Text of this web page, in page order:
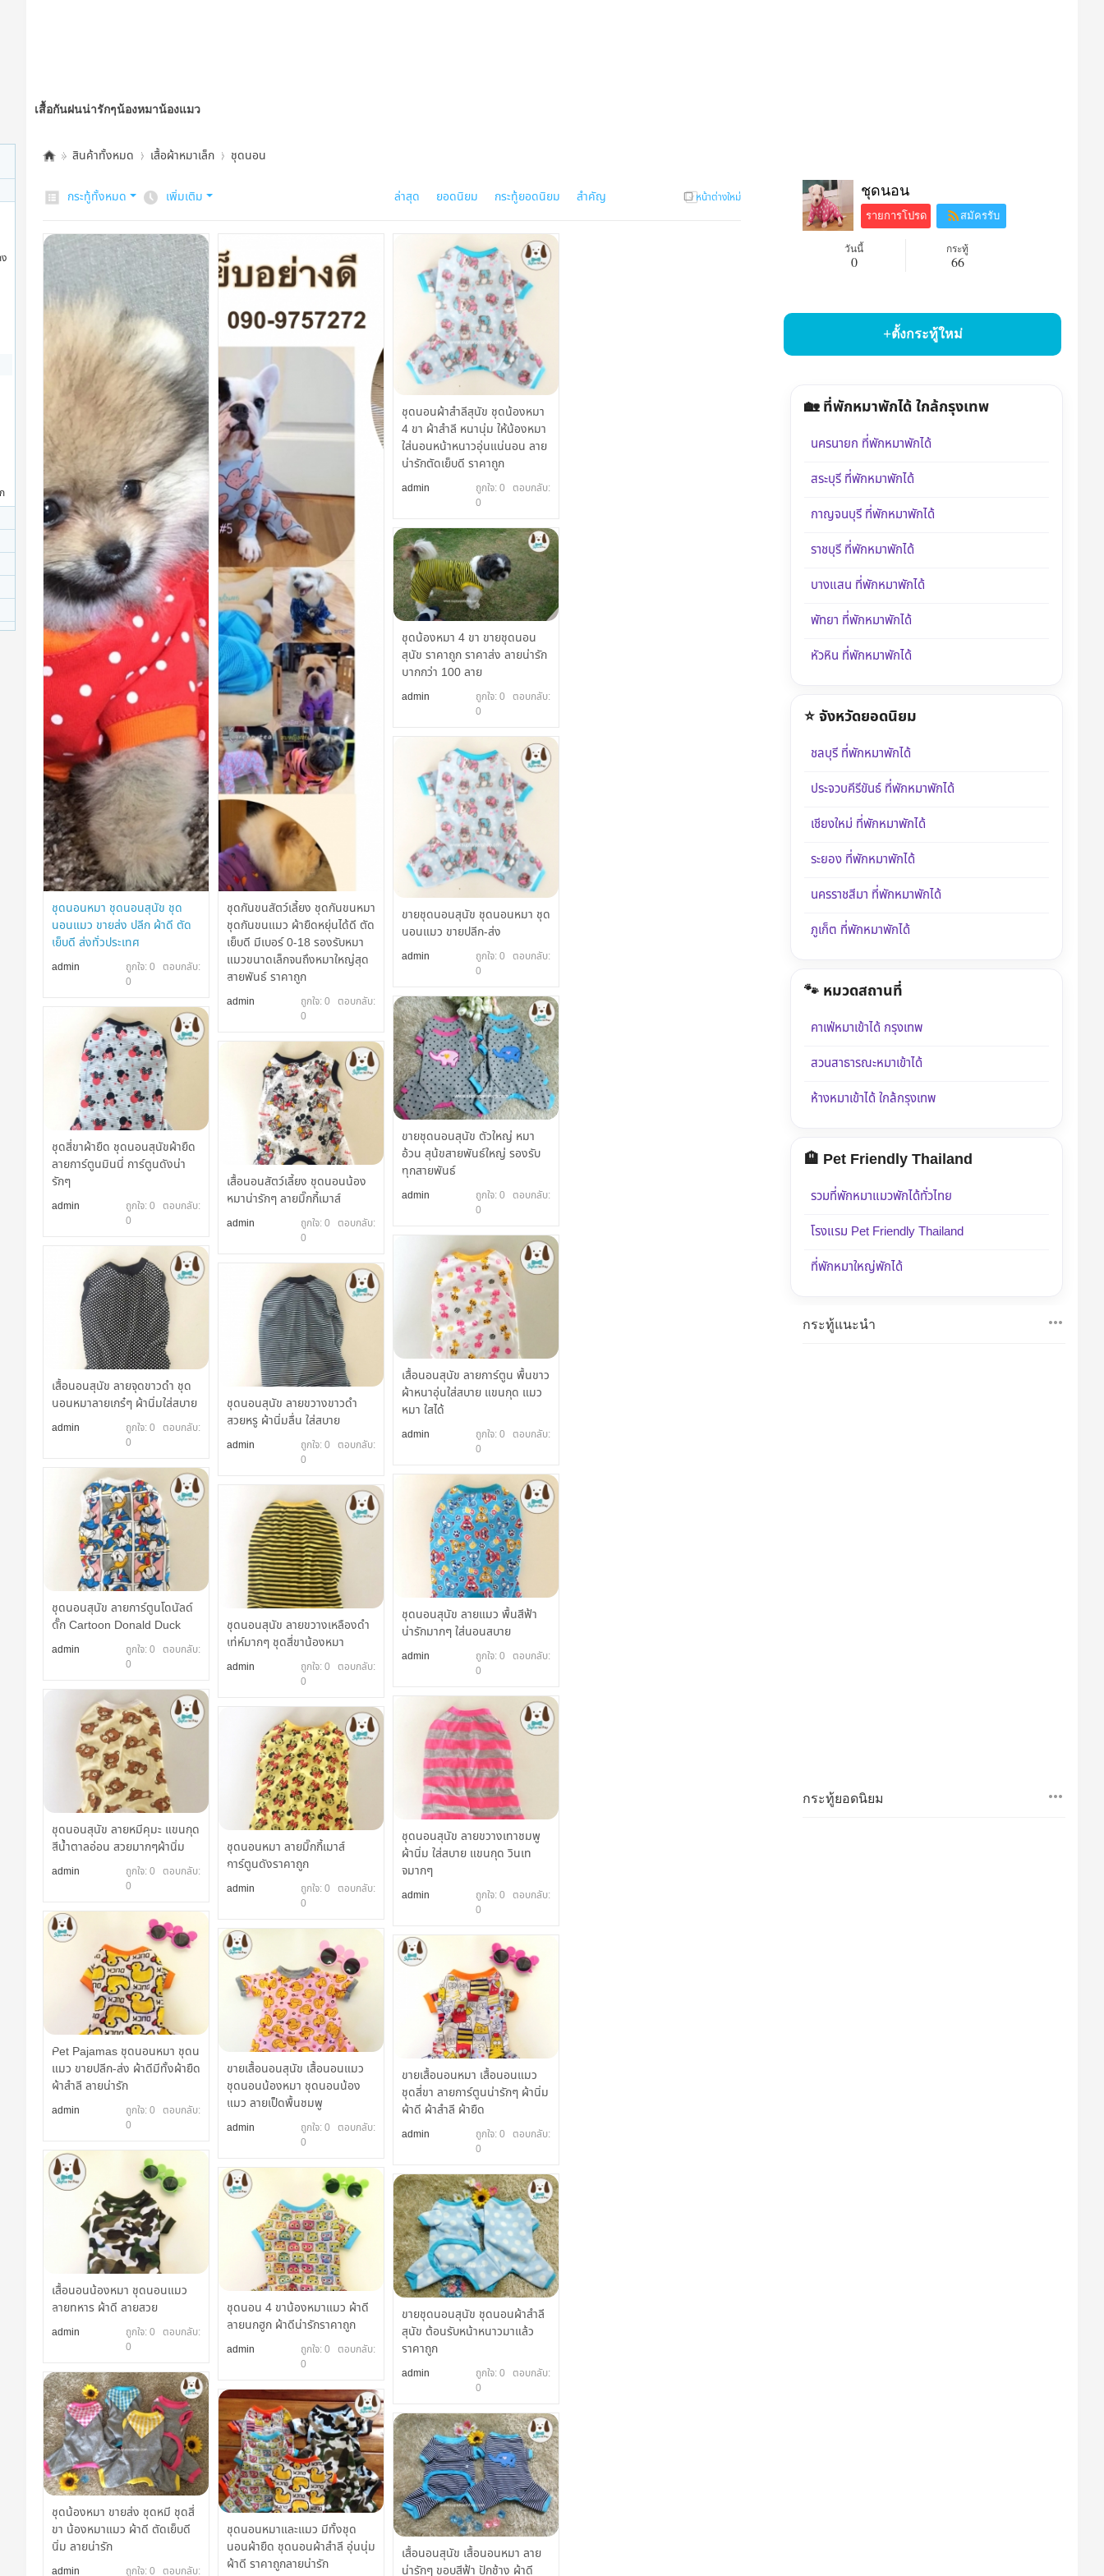
เสื้อกันฝนน่ารักๆน้องหมาน้องแมว
ห
เสื้
ห
ม
า
เสื้
อ
แ
ว
ชู
ชี
พ
ม
รถ
เข็
น
สุ
นั
ข
รา
ค
า
» สินค้าทั้งหมด › เสื้อผ้าหมาเล็ก › ชุดนอน
หน้าต่างใหม่
กระทู้ทั้งหมด เพิ่มเติม ล่าสุด ยอดนิยม กระทู้ยอดนิยม สำคัญ
ชุดนอนหมา ชุดนอนสุนัข ชุด
นอนแมว ขายส่ง ปลีก ผ้าดี ตัด
เย็บดี ส่งทั่วประเทศ
ถูกใจ: 0 ตอบกลับ:
0
admin
ชุดกันขนสัตว์เลี้ยง ชุดกันขนหมา
ชุดกันขนแมว ผ้ายืดหยุ่นได้ดี ตัด
เย็บดี มีเบอร์ 0-18 รองรับหมา
แมวขนาดเล็กจนถึงหมาใหญ่สุด
สายพันธ์ ราคาถูก
ถูกใจ: 0 ตอบกลับ:
0
admin
ชุดนอนผ้าสำลีสุนัข ชุดน้องหมา
4 ขา ผ้าสำลี หนานุ่ม ให้น้องหมา
ใส่นอนหน้าหนาวอุ่นแน่นอน ลาย
น่ารักตัดเย็บดี ราคาถูก
ถูกใจ: 0 ตอบกลับ:
0
admin
ชุดน้องหมา 4 ขา ขายชุดนอน
สุนัข ราคาถูก ราคาส่ง ลายน่ารัก
มากกว่า 100 ลาย
ถูกใจ: 0 ตอบกลับ:
0
admin
ขายชุดนอนสุนัข ชุดนอนหมา ชุด
นอนแมว ขายปลีก-ส่ง
ถูกใจ: 0 ตอบกลับ:
0
admin
ขายชุดนอนสุนัข ตัวใหญ่ หมา
อ้วน สุน้ขสายพันธ์ใหญ่ รองรับ
ทุกสายพันธ์
ถูกใจ: 0 ตอบกลับ:
0
admin
ชุดสี่ขาผ้ายืด ชุดนอนสุนัขผ้ายืด
ลายการ์ตูนมินนี่ การ์ตูนดังน่า
รักๆ
ถูกใจ: 0 ตอบกลับ:
0
admin
เสื้อนอนสัตว์เลี้ยง ชุดนอนน้อง
หมาน่ารักๆ ลายมิ๊กกี้เมาส์
ถูกใจ: 0 ตอบกลับ:
0
admin
เสื้อนอนสุนัข ลายการ์ตูน พื้นขาว
ผ้าหนาอุ่นใส่สบาย แขนกุด แมว
หมา ใสได้
ถูกใจ: 0 ตอบกลับ:
0
admin
เสื้อนอนสุนัข ลายจุดขาวดำ ชุด
นอนหมาลายเกร๋ๆ ผ้านิ่มใส่สบาย
ถูกใจ: 0 ตอบกลับ:
0
admin
ชุดนอนสุนัข ลายขวางขาวดำ
สวยหรู ผ้านิ่มลื่น ใส่สบาย
ถูกใจ: 0 ตอบกลับ:
0
admin
ชุดนอนสุนัข ลายการ์ตูนโดนัลด์
ดั๊ก Cartoon Donald Duck
ถูกใจ: 0 ตอบกลับ:
0
admin
ชุดนอนสุนัข ลายแมว พื้นสีฟ้า
น่ารักมากๆ ใส่นอนสบาย
ถูกใจ: 0 ตอบกลับ:
0
admin
ชุดนอนสุนัข ลายขวางเหลืองดำ
เท่ห์มากๆ ชุดสี่ขาน้องหมา
ถูกใจ: 0 ตอบกลับ:
0
admin
ชุดนอนสุนัข ลายหมีคุมะ แขนกุด
สีน้ำตาลอ่อน สวยมากๆผ้านิ่ม
ถูกใจ: 0 ตอบกลับ:
0
admin
ชุดนอนสุนัข ลายขวางเทาชมพู
ผ้านิ่ม ใส่สบาย แขนกุด วินเท
จมากๆ
ถูกใจ: 0 ตอบกลับ:
0
admin
ชุดนอนหมา ลายมิ๊กกี้เมาส์
การ์ตูนดังราคาถูก
ถูกใจ: 0 ตอบกลับ:
0
admin
Pet Pajamas ชุดนอนหมา ชุดน
แมว ขายปลีก-ส่ง ผ้าดีมีทั้งผ้ายืด
ผ้าสำลี ลายน่ารัก
ถูกใจ: 0 ตอบกลับ:
0
admin
ขายเสื้อนอนสุนัข เสื้อนอนแมว
ชุดนอนน้องหมา ชุดนอนน้อง
แมว ลายเป็ดพื้นชมพู
ถูกใจ: 0 ตอบกลับ:
0
admin
ุขายเสื้อนอนหมา เสื้อนอนแมว
ชุดสี่ขา ลายการ์ตูนน่ารักๆ ผ้านิ่ม
ผ้าดี ผ้าสำลี ผ้ายืด
ถูกใจ: 0 ตอบกลับ:
0
admin
เสื้อนอนน้องหมา ชุดนอนแมว
ลายทหาร ผ้าดี ลายสวย
ถูกใจ: 0 ตอบกลับ:
0
admin
ชุดนอน 4 ขาน้องหมาแมว ผ้าดี
ลายนกฮูก ผ้าดีน่ารักราคาถูก
ถูกใจ: 0 ตอบกลับ:
0
admin
ขายชุดนอนสุนัข ชุดนอนผ้าสำลี
สุนัข ต้อนรับหน้าหนาวมาแล้ว
ราคาถูก
ถูกใจ: 0 ตอบกลับ:
0
admin
ชุดน้องหมา ขายส่ง ชุดหมี ชุดสี่
ขา น้องหมาแมว ผ้าดี ตัดเย็บดี
นิ่ม ลายน่ารัก
ถูกใจ: 0 ตอบกลับ:
admin
ชุดนอนหมาและแมว มีทั้งชุด
นอนผ้ายืด ชุดนอนผ้าสำลี อุ่นนุ่ม
ผ้าดี ราคาถูกลายน่ารัก
เสื้อนอนสุนัข เสื้อนอนหมา ลาย
น่ารักๆ ขอบสีฟ้า ปักช้าง ผ้าดี
ชุดนอน
รายการโปรด
สมัครรับ
วันนี้
0
กระทู้
66
ตั้งกระทู้ใหม่
🏡 ที่พักหมาพักได้ ใกล้กรุงเทพ
นครนายก ที่พักหมาพักได้
สระบุรี ที่พักหมาพักได้
กาญจนบุรี ที่พักหมาพักได้
ราชบุรี ที่พักหมาพักได้
บางแสน ที่พักหมาพักได้
พัทยา ที่พักหมาพักได้
หัวหิน ที่พักหมาพักได้
⭐ จังหวัดยอดนิยม
ชลบุรี ที่พักหมาพักได้
ประจวบคีรีขันธ์ ที่พักหมาพักได้
เชียงใหม่ ที่พักหมาพักได้
ระยอง ที่พักหมาพักได้
นครราชสีมา ที่พักหมาพักได้
ภูเก็ต ที่พักหมาพักได้
🐾 หมวดสถานที่
คาเฟ่หมาเข้าได้ กรุงเทพ
สวนสาธารณะหมาเข้าได้
ห้างหมาเข้าได้ ใกล้กรุงเทพ
🏨 Pet Friendly Thailand
รวมที่พักหมาแมวพักได้ทั่วไทย
โรงแรม Pet Friendly Thailand
ที่พักหมาใหญ่พักได้
กระทู้แนะนำ
กระทู้ยอดนิยม